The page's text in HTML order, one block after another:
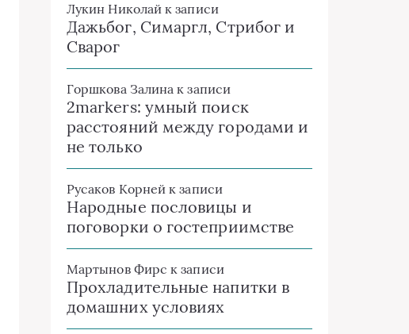
Лукин Николай к записи
Дажьбог, Симаргл, Стрибог и
Сварог
Горшкова Залина к записи
2markers: умный поиск
расстояний между городами и
не только
Русаков Корней к записи
Народные пословицы и
поговорки о гостеприимстве
Мартынов Фирс к записи
Прохладительные напитки в
домашних условиях